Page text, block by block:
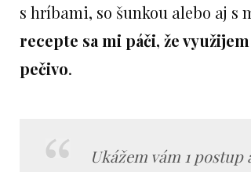
s hríbami, so šunkou alebo aj s
recepte sa mi páči, že
pečivo.
Ukážem vám 1